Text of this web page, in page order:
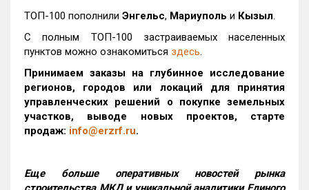
ТОП-100 пополнили Энгельс, Мариуполь и Кызыл
С полным ТОП-100 застраиваемых населенных
пунктов можно ознакомиться здесь
Принимаем заказы на глубинное исследование
регионов, городов или локаций для принятия
управленческих решений о покупке земельных
участков, выводе новых проектов, старте
продаж: info@erzrf.ru.
Еще больше оперативных новостей рынка